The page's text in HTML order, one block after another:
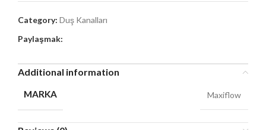
Category: Duş Kanalları
Paylaşmak:
Additional information
MARKA Maxiflow